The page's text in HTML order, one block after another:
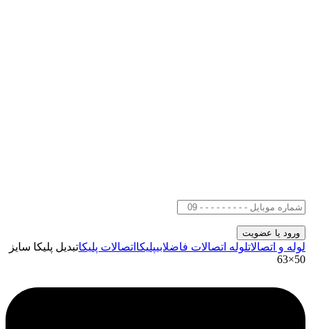
لوله و اتصالاتلوله اتصالات فاضلابیپلیکا اتصالات پلیکاتبدیل پلیکا سایز
50×63